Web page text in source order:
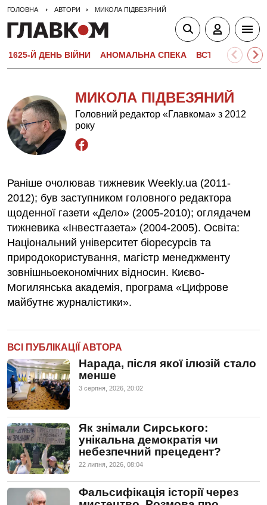
ГОЛОВНА АВТОРИ МИКОЛА ПІДВЕЗЯНИЙ
1625-Й ДЕНЬ ВІЙНИ АНОМАЛЬНА СПЕКА ВСТУПНА
МИКОЛА ПІДВЕЗЯНИЙ
Головний редактор «Главкома» з 2012
року
Раніше очолював тижневик Weekly.ua (2011-
2012); був заступником головного редактора
щоденної газети «Дело» (2005-2010); оглядачем
тижневика «Інвестгазета» (2004-2005). Освіта:
Національний університет біоресурсів та
природокористування, магістр менеджменту
зовнішньоекономічних відносин. Києво-
Могилянська академія, програма «Цифрове
майбутнє журналістики».
ВСІ ПУБЛІКАЦІЇ АВТОРА
Нарада, після якої ілюзій стало
менше
3 серпня, 2026, 20:02
Як знімали Сирського:
унікальна демократія чи
небезпечний прецедент?
22 липня, 2026, 08:04
Фальсифікація історії через